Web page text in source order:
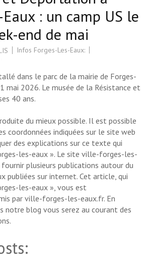
: un camp US le
end de mai
Infos Forges-Les-Eaux:
dans le parc de la mairie de Forges-
mai 2026. Le musée de la Résistance et
40 ans.
du mieux possible. Il est possible
coordonnées indiquées sur le site web
des explications sur ce texte qui
les-eaux ». Le site ville-forges-les-
plusieurs publications autour du
publiées sur internet. Cet article, qui
les-eaux », vous est
par ville-forges-les-eaux.fr. En
notre blog vous serez au courant des